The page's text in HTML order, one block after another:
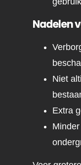
Nadelen
Niet
Extra